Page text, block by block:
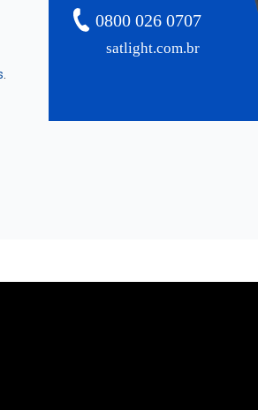
satlight.com.br
0800 026 0707